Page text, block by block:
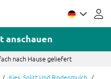
anschauen
nach Hause geliefert
Kies, Splitt Und Rindenmulch